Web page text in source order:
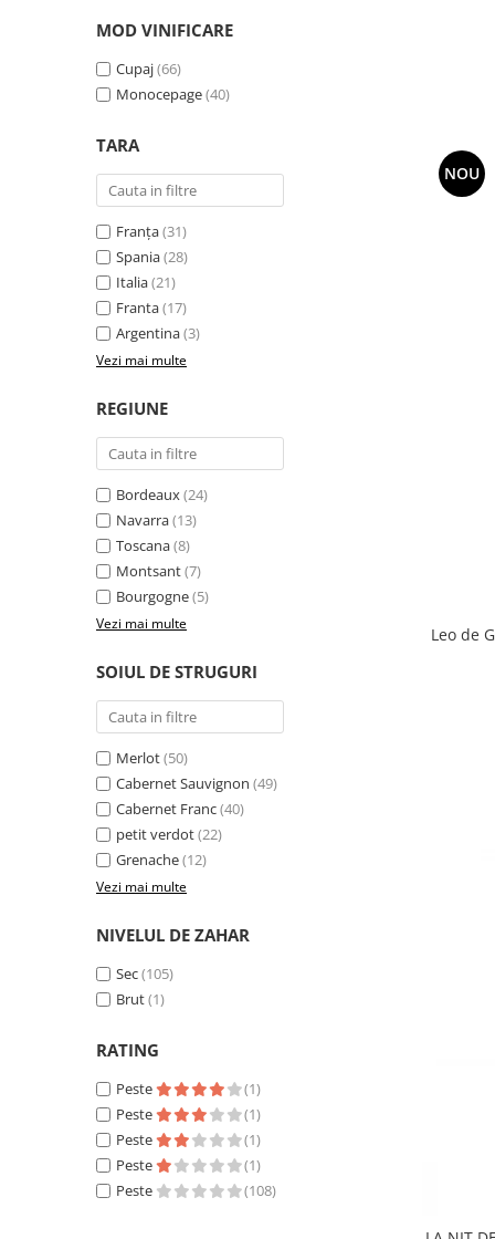
MOD VINIFICARE
Cupaj(66)
Monocepage(40)
TARA
Franța(31)
Spania(28)
Italia(21)
Franta(17)
Argentina(3)
Vezi mai multe
REGIUNE
Bordeaux(24)
Navarra(13)
Toscana(8)
Montsant(7)
Bourgogne(5)
Vezi mai multe
SOIUL DE STRUGURI
Merlot(50)
Cabernet Sauvignon (49)
Cabernet Franc(40)
petit verdot(22)
Grenache(12)
Vezi mai multe
NIVELUL DE ZAHAR
Sec(105)
Brut(1)
RATING
Peste
(1)
Peste
(1)
Peste
(1)
Peste
(1)
Peste
(108)
NOU
Leo de